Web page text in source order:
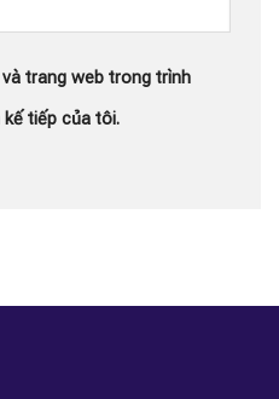
trang web trong trình
kế tiếp của tôi.